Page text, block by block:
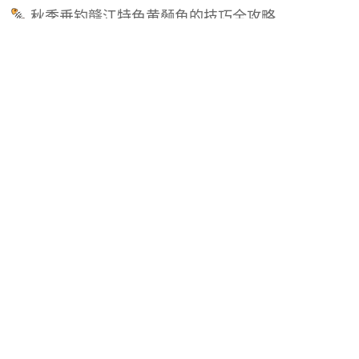
秋季垂钓赣江特色黄颡鱼的技巧全攻略